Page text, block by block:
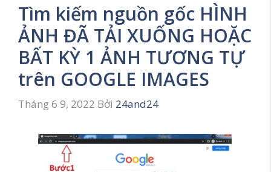
Tìm kiếm nguồn gốc HÌNH
ẢNH ĐÃ TẢI XUỐNG HOẶC
BẤT KỲ 1 ẢNH TƯƠNG TỰ
trên GOOGLE IMAGES
Tháng 6 9, 2022 Bởi 24and24